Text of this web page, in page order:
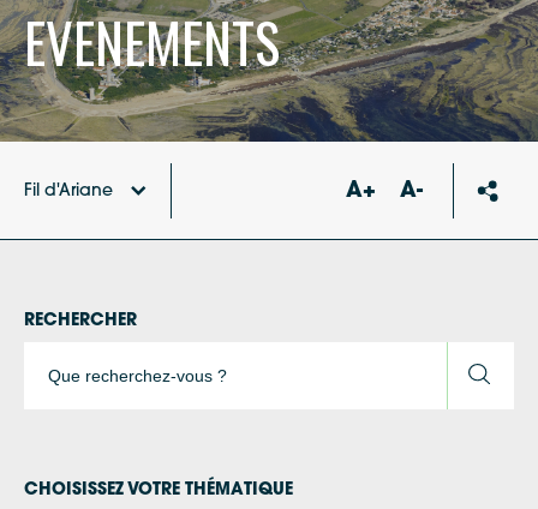
EVENEMENTS
Fil d'Ariane A+ A-
RECHERCHER
CHOISISSEZ VOTRE THÉMATIQUE